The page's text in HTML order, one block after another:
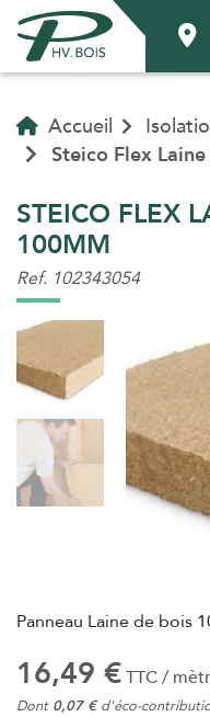
Accueil
Steico Flex
STEICO FLEX
100MM
Ref. 102343054
Panneau Laine de bois
16,49 €TTC /
Dont 0,07 €d'éco-